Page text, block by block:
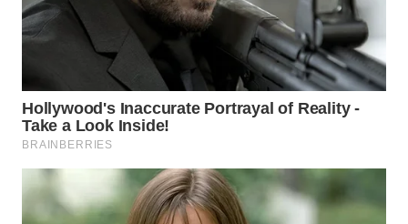
BEKASI
WN
DEPOK
WN
TAPANULI